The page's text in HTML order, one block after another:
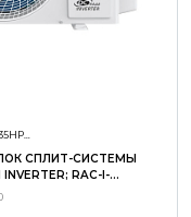
СПЛИТ-СИСТЕМЫ
INVERTER; RAC-I-